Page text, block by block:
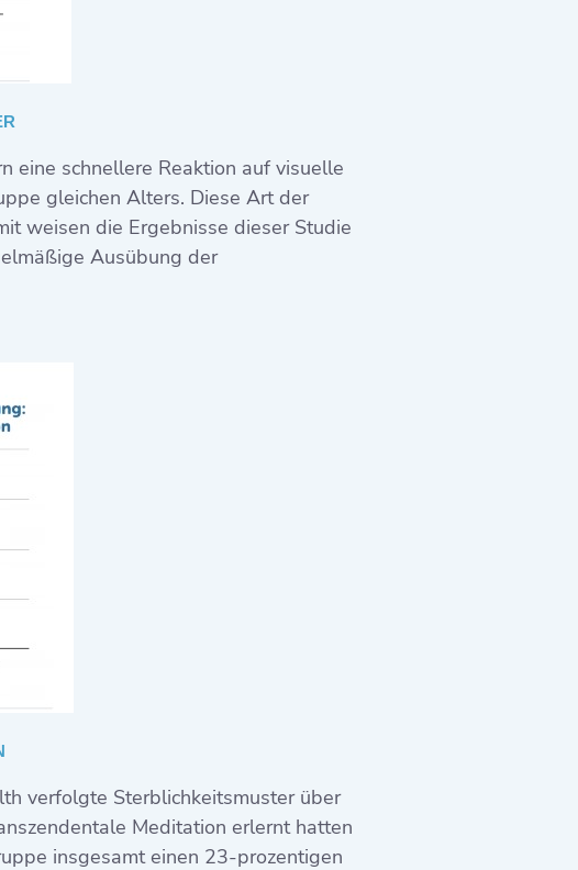
eine schnellere Reaktion auf visuelle
gleichen Alters. Diese Art der
weisen die Ergebnisse dieser Studie
Ausübung der
verfolgte Sterblichkeitsmuster über
Meditation erlernt hatten
insgesamt einen 23-prozentigen